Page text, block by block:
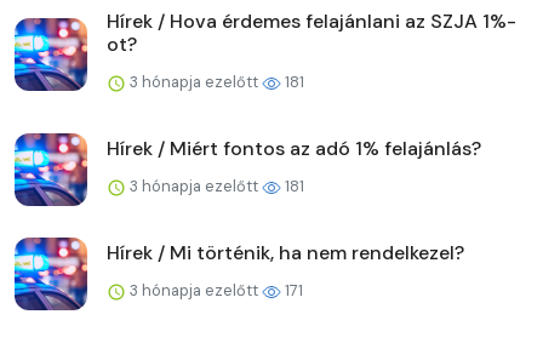
Hírek / Hova érdemes felajánlani az SZJA 1%-
ot?
3 hónapja ezelőtt 181
Hírek / Miért fontos az adó 1% felajánlás?
3 hónapja ezelőtt 181
Hírek / Mi történik, ha nem rendelkezel?
3 hónapja ezelőtt 171